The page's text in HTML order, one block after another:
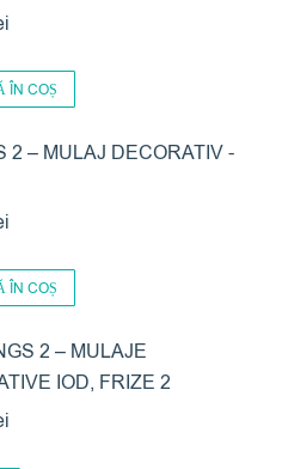
ÎN COȘ
2 – MULAJ DECORATIV -
ÎN COȘ
2 – MULAJE
IOD, FRIZE 2